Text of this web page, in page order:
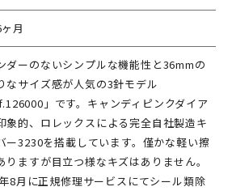
月
ダーのないシンプルな機能性と36mmの
なサイズ感が人気の3針モデル
」です。キャンディピンクダイア
象的、ロレックスによる完全自社製造キ
ー3230を搭載しています。僅かな軽い擦
りますが目立つ様なキズはありません。
8月に正規修理サービスにてシール類除